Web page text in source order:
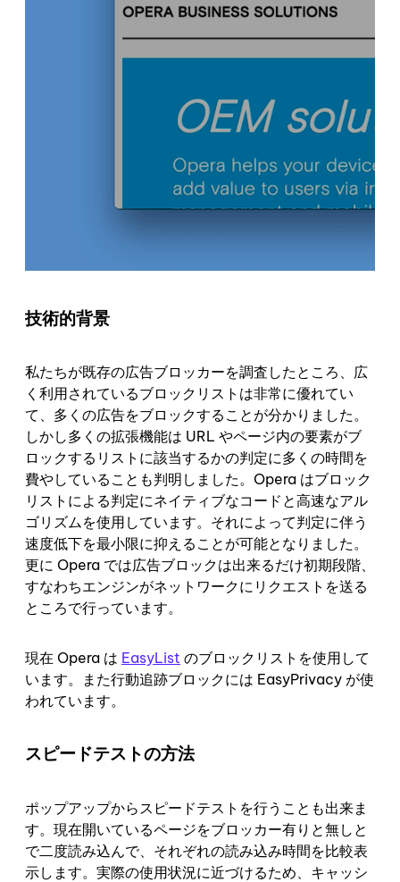
技術的背景
私たちが既存の広告ブロッカーを調査したところ、広
く利用されているブロックリストは非常に優れてい
て、多くの広告をブロックすることが分かりました。
しかし多くの拡張機能は URL やページ内の要素がブ
ロックするリストに該当するかの判定に多くの時間を
費やしていることも判明しました。Opera はブロック
リストによる判定にネイティブなコードと高速なアル
ゴリズムを使用しています。それによって判定に伴う
速度低下を最小限に抑えることが可能となりました。
更に Opera では広告ブロックは出来るだけ初期段階、
すなわちエンジンがネットワークにリクエストを送る
ところで行っています。
現在 Opera は EasyList のブロックリストを使用して
います。また行動追跡ブロックには EasyPrivacy が使
われています。
スピードテストの方法
ポップアップからスピードテストを行うことも出来ま
す。現在開いているページをブロッカー有りと無しと
で二度読み込んで、それぞれの読み込み時間を比較表
示します。実際の使用状況に近づけるため、キャッシ